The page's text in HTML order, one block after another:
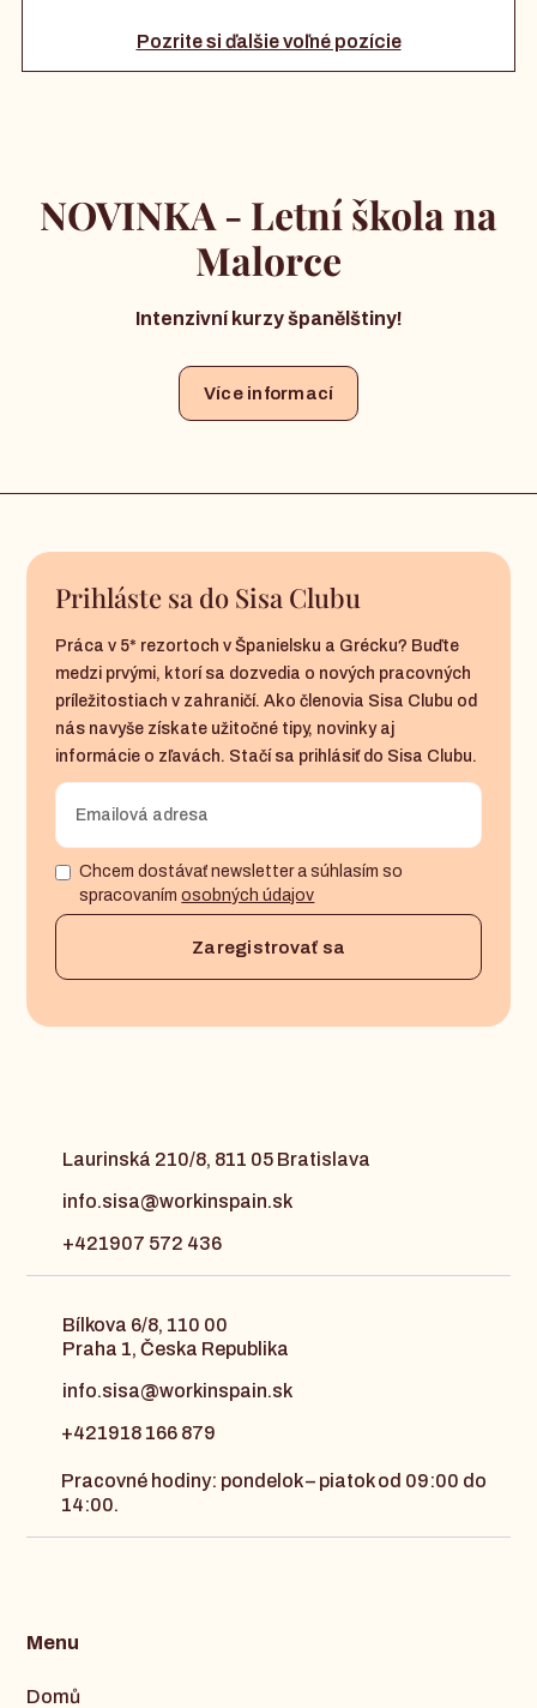
Pozrite si ďalšie voľné pozície
NOVINKA - Letní škola na
Malorce
Intenzivní kurzy španělštiny!
Více informací
Prihláste sa do Sisa Clubu
Práca v 5* rezortoch v Španielsku a Grécku? Buďte
medzi prvými, ktorí sa dozvedia o nových pracovných
príležitostiach v zahraničí. Ako členovia Sisa Clubu od
nás navyše získate užitočné tipy, novinky aj
informácie o zľavách. Stačí sa prihlásiť do Sisa Clubu.
Chcem dostávať newsletter a súhlasím so
spracovanímosobných údajov
Laurinská 210/8, 811 05 Bratislava
info.sisa@workinspain.sk
+421907 572 436
Bílkova 6/8, 110 00
Praha 1, Česka Republika
info.sisa@workinspain.sk
+421918 166 879
Pracovné hodiny: pondelok – piatok od 09:00 do
14:00.
Menu
Domů